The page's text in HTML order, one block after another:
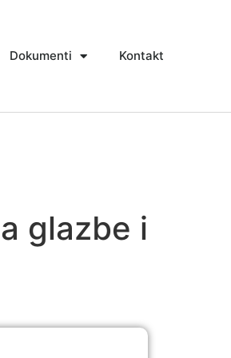
Dokumenti Kontakt
glazbe i